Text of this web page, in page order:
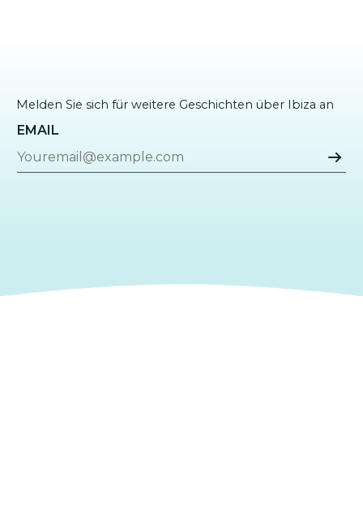
Melden Sie sich für weitere Geschichten über Ibiza an
EMAIL